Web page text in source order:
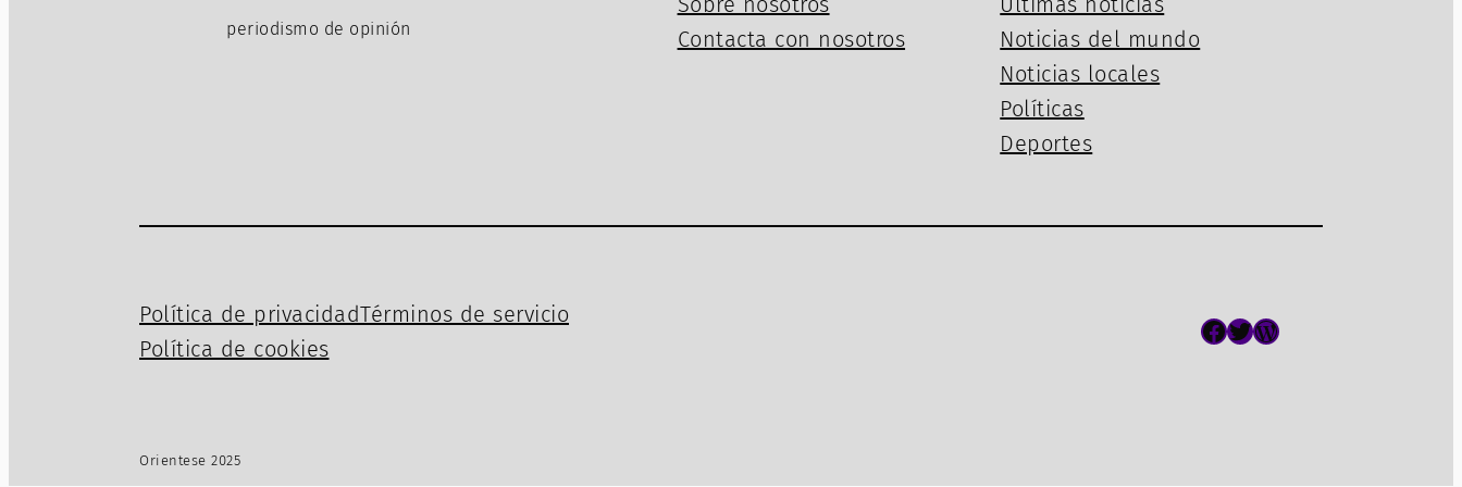
periodismo de opinión
Contacta con nosotros
Noticias del mundo
Noticias locales
Políticas
Deportes
Política de privacidadTérminos de servicio
Política de cookies
Facebook Twitter WordPress
Orientese 2025